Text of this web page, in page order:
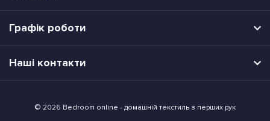
Графік роботи
Наші контакти
© 2026 Bedroom online - домашній текстиль з перших рук